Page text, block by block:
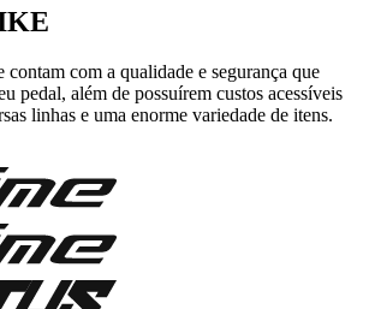
com a qualidade e segurança que
pedal, além de possuírem custos acessíveis
linhas e uma enorme variedade de itens.